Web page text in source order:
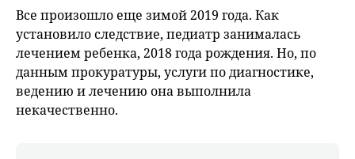
Все произошло еще зимой 2019 года. Как
установило следствие, педиатр занималась
лечением ребенка, 2018 года рождения. Но, по
данным прокуратуры, услуги по диагностике,
ведению и лечению она выполнила
некачественно.